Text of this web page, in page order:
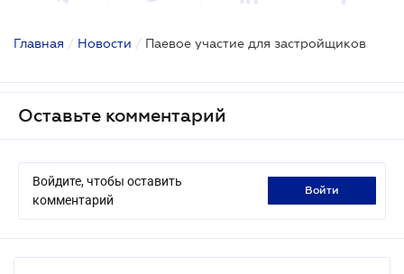
Главная / Новости / Паевое участие для застройщиков
Оставьте комментарий
Войдите, чтобы оставить
комментарий
войти